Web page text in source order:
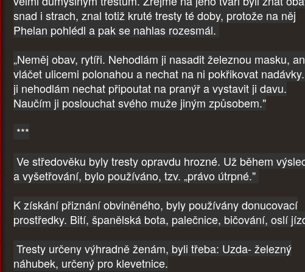
snad i strach, znal totiž kruté tresty té doby, protože na něj
Phelan pohlédl a pak se nahlas rozesmál.
„Neměj obav, rytíři. Nehodlám ji nasadit železnou masku,
vláčet ulicemi polonahou a nechat na ni pokřikovat
ji nehodlám nechat připoutat na pranýř a vystavit ji davu.
Naučím ji poslouchat svého muže jiným způsobem."
***
Ve středověku byly tresty opravdu hrozné. Už během
a vyšetřování, bylo používáno, tzv. „právo útrpné."
K získání přiznání obviněného, byly používány donucovací
prostředky. Bití, španělská bota, palečnice, bičování, oslí
Tresty určeny výhradně ženám, byli třeba: Uzda- železný
náhubek, určený pro klevetnice.